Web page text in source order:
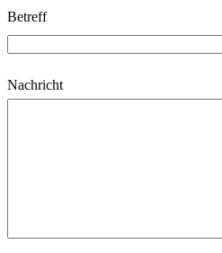
a
s
s
e
Betreff
Nachricht